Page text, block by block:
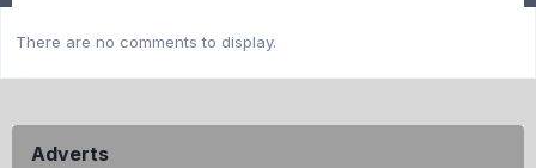
There are no comments to display.
Adverts